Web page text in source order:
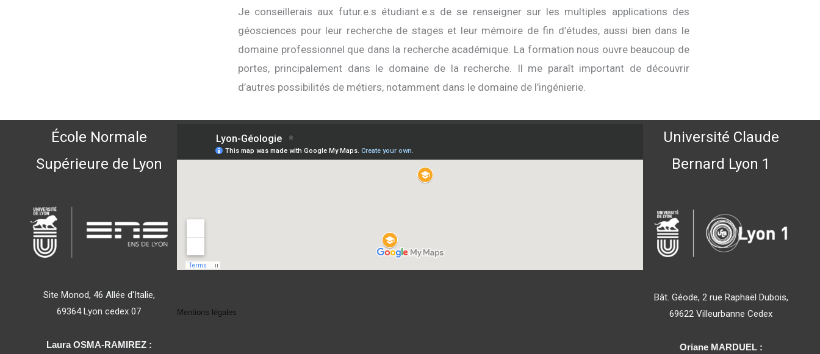
Je conseillerais aux futur.e.s étudiant.e.s de se renseigner sur les multiples applications des
géosciences pour leur recherche de stages et leur mémoire de fin d’études, aussi bien dans le
domaine professionnel que dans la recherche académique. La formation nous ouvre beaucoup de
portes, principalement dans le domaine de la recherche. Il me paraît important de découvrir
d’autres possibilités de métiers, notamment dans le domaine de l’ingénierie.
École Normale
Supérieure de Lyon
Site Monod, 46 Allée d'Italie,
69364 Lyon cedex 07
Laura OSMA-RAMIREZ :
Mentions légales
Université Claude
Bernard Lyon 1
Bât. Géode, 2 rue Raphaël Dubois,
69622 Villeurbanne Cedex
Oriane MARDUEL :